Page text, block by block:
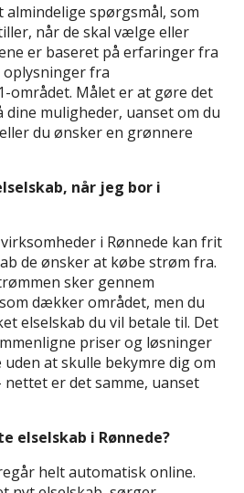
almindelige spørgsmål, som
når de skal vælge eller
er baseret på erfaringer fra
fra
området. Målet er at gøre det
muligheder, uanset om du
du ønsker en grønnere
når jeg bor i
i Rønnede kan frit
de ønsker at købe strøm fra.
sker gennem
dækker området, men du
elselskab du vil betale til. Det
priser og løsninger
at skulle bekymre dig om
er det samme, uanset
elselskab i Rønnede?
helt automatisk online.